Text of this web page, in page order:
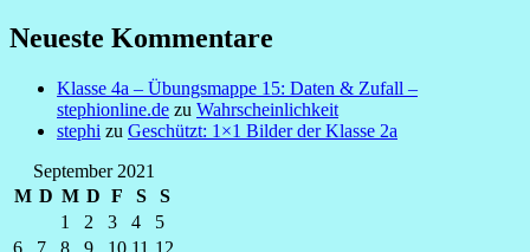
Neueste Kommentare
Klasse 4a – Übungsmappe 15: Daten & Zufall –
stephionline.de zu Wahrscheinlichkeit
stephi zu Geschützt: 1×1 Bilder der Klasse 2a
September 2021
M D M D F S
S
1
2 3 4
5
6
7 8 9 10 11 12